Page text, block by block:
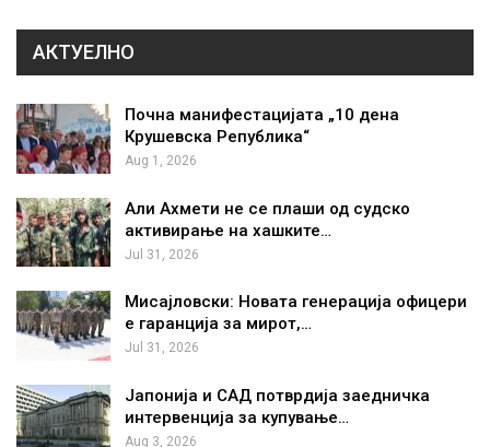
АКТУЕЛНО
Почна манифестацијата „10 дена
Крушевска Република“
Aug 1, 2026
Али Ахмети не се плаши од судско
активирање на хашките…
Jul 31, 2026
Мисајловски: Новата генерација офицери
е гаранција за мирот,…
Jul 31, 2026
Јапонија и САД потврдија заедничка
интервенција за купување…
Aug 3, 2026